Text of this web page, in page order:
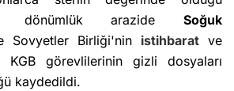
dönümlük arazide Soğuk
Sovyetler Birliği'nin istihbarat ve
görevlilerinin gizli dosyaları
kaydedildi.